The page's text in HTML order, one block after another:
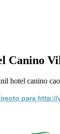
Canino
hotel canino
para http://